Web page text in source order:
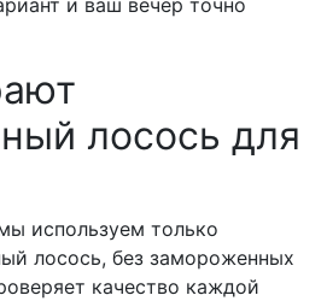
лосось для
используем только
лосось, без замороженных
качество каждой